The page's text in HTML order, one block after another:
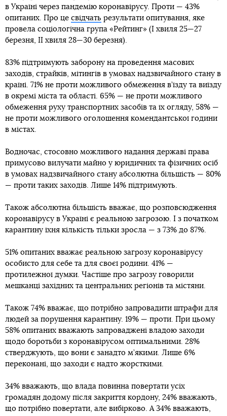
в Україні через пандемію коронавірусу. Проти — 43%
опитаних. Про це свідчать результати опитування, яке
провела соціологічна група «Рейтинг» (І хвиля 25—27
березня, ІІ хвиля 28—30 березня).
83% підтримують заборону на проведення масових
заходів, страйків, мітингів в умовах надзвичайного стану в
країні. 71% не проти можливого обмеження в’їзду та виїзду
в окремі міста та області. 65% — не проти можливого
обмеження руху транспортних засобів та їх огляду, 58% —
не проти можливого оголошення комендантської години
в містах.
Водночас, стосовно можливого надання державі права
примусово вилучати майно у юридичних та фізичних осіб
в умовах надзвичайного стану абсолютна більшість — 80%
— проти таких заходів. Лише 14% підтримують.
Також абсолютна більшість вважає, що розповсюдження
коронавірусу в Україні є реальною загрозою. І з початком
карантину їхня кількість тільки зросла — з 73% до 87%.
51% опитаних вважає реальною загрозу коронавірусу
особисто для себе та для своєї родини. 41% —
протилежної думки. Частіше про загрозу говорили
мешканці західних та центральних регіонів та містяни.
Також 74% вважає, що потрібно запровадити штрафи для
людей за порушення карантину. 19% — проти. При цьому
58% опитаних вважають запроваджені владою заходи
щодо боротьби з коронавірусом оптимальними. 28%
стверджують, що вони є занадто м’якими. Лише 6%
переконані, що заходи є надто жорсткими.
34% вважають, що влада повинна повертати усіх
громадян додому після закриття кордону, 24% вважають,
що потрібно повертати, але вибірково. А 34% вважають,